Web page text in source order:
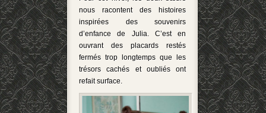
nous racontent des histoires
inspirées des souvenirs
d’enfance de Julia. C’est en
ouvrant des placards restés
fermés trop longtemps que les
trésors cachés et oubliés ont
refait surface.